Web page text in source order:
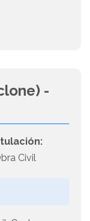
-
Civil